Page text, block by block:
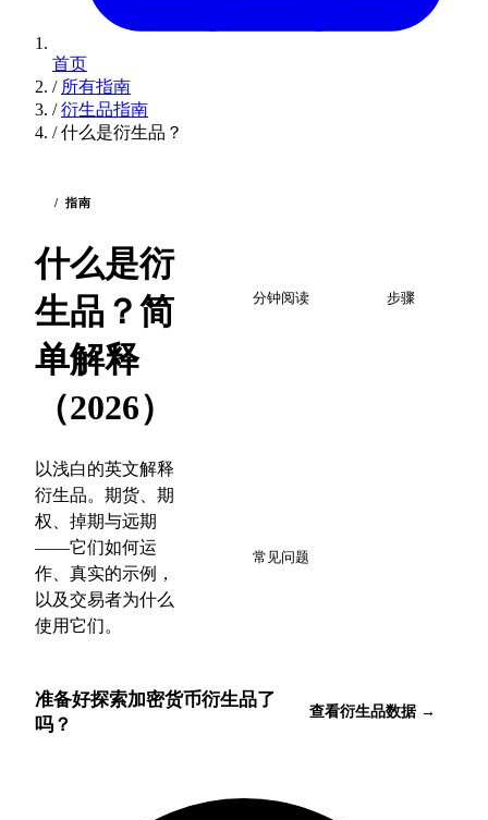
首页
/ 所有指南
/ 衍生品指南
/ 什么是衍生品？
/ 指南
什么是衍
生品？简
单解释
（2026）
以浅白的英文解释
衍生品。期货、期
权、掉期与远期
——它们如何运
作、真实的示例，
以及交易者为什么
使用它们。
分钟阅读 步骤
常见问题
准备好探索加密货币衍生品了
吗？
查看衍生品数据 →